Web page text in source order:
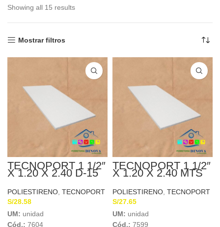
Showing all 15 results
Mostrar filtros
TECNOPORT 1 1/2″
X 1.20 X 2.40 D-15
POLIESTIRENO TECNOPORT
S/28.58
UM: unidad
Cód.: 7604
TECNOPORT 1 1/2″
X 1.20 X 2.40 MTS
D-10
POLIESTIRENO TECNOPORT
S/27.65
UM: unidad
Cód.: 7599